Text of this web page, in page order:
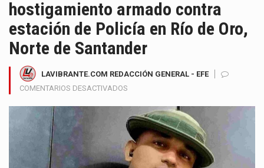
hostigamiento armado contra
estación de Policía en Río de Oro,
Norte de Santander
LAVIBRANTE.COM REDACCIÓN GENERAL - EFE
COMENTARIOS DESACTIVADOS
MUERE
TRAS
HOSTIGAMIENTO
ARMADO
CONTRA